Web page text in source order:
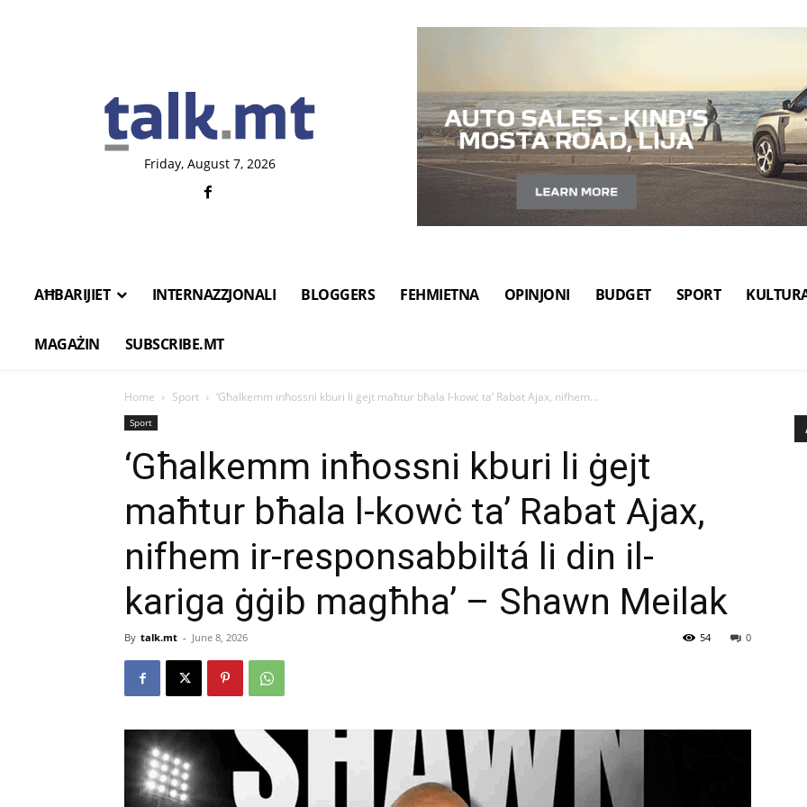
Friday, August 7, 2026
AĦBARIJIET INTERNAZZJONALI BLOGGERS FEHMIETNA OPINJONI BUDGET SPORT
MAGAŻIN SUBSCRIBE.MT
Home Sport ‘Għalkemm inħossni kburi li ġejt maħtur bħala l-kowċ ta’ Rabat Ajax, nifhem...
Sport
‘Għalkemm inħossni kburi li ġejt
maħtur bħala l-kowċ ta’ Rabat Ajax,
nifhem ir-responsabbiltá li din il-
kariga ġġib magħha’ – Shawn Meilak
By talk.mt - June 8, 2026 0
54